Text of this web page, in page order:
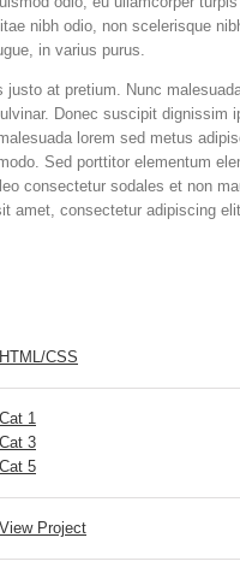
nibh odio, non scelerisque
in varius purus.
justo at pretium. Nunc
Donec suscipit dignissim
lorem sed metus
Sed porttitor elementum
consectetur sodales et non
amet, consectetur adipiscing
HTML/CSS
Cat 1
Cat 3
Cat 5
View Project